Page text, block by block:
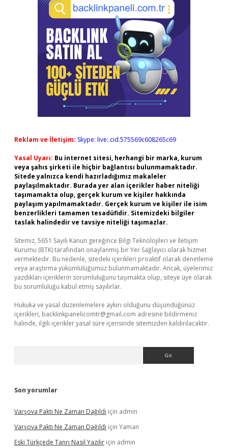
Reklam ve İletişim: Skype: live:.cid.575569c608265c69
Yasal Uyarı: Bu internet sitesi, herhangi bir marka, kurum
veya şahıs şirketi ile hiçbir bağlantısı bulunmamaktadır.
Sitede yalnızca kendi hazırladığımız makaleler
paylaşılmaktadır. Burada yer alan içerikler haber niteliği
taşımamakta olup, gerçek kurum ve kişiler hakkında
paylaşım yapılmamaktadır. Gerçek kurum ve kişiler ile isim
benzerlikleri tamamen tesadüfidir. Sitemizdeki bilgiler
taslak halindedir ve tavsiye niteliği taşımazlar.
Sitemiz, 5651 Sayılı Kanun gereğince Bilgi Teknolojileri ve İletişim
Kurumu (BTK) tarafından onaylanmış bir Yer Sağlayıcı olarak hizmet
vermektedir. Bu nedenle, sitedeki içerikleri proaktif olarak denetleme
veya araştırma yükümlülüğümüz bulunmamaktadır. Ancak, üyelerimiz
yazdıkları içeriklerin sorumluluğunu taşımakta olup, siteye üye olarak
bu sorumluluğu kabul etmiş sayılırlar.
Hukuka ve yasal düzenlemelere aykırı olduğunu düşündüğünüz
içerikleri, backlinkpanelicomtr@gmail.com adresine bildirmeniz
halinde, ilgili içerikler yasal süre içerisinde sitemizden kaldırılacaktır.
Son yorumlar
Varşova Paktı Ne Zaman Dağıldı için admin
Varşova Paktı Ne Zaman Dağıldı için Yaman
Eski Türkçede Tanrı Nasıl Yazılır için admin